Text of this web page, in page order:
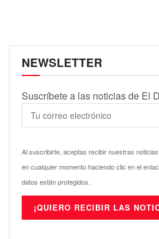
NEWSLETTER
Suscríbete a las noticias de El
Al suscribirte, aceptas recibir nuestras
en cualquier momento haciendo clic en el
datos están protegidos.